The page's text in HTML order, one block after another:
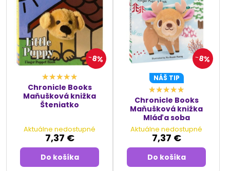
8%
Chronicle Books
Maňušková knižka
Šteniatko
Aktuálne nedostupné
7,37 €
Do košíka
8%
NÁŠ TIP
Chronicle Books
Maňušková knižka
Mláďa soba
Aktuálne nedostupné
7,37 €
Do košíka